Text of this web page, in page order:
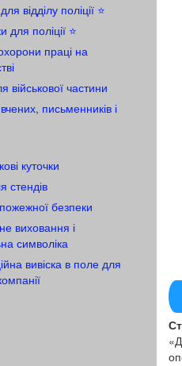
відділу поліції ⭐️
для поліції ⭐️
праці на
військової частини
письменників і
куточки
стендів
безпеки
виховання і
символіка
вивіска в поле для